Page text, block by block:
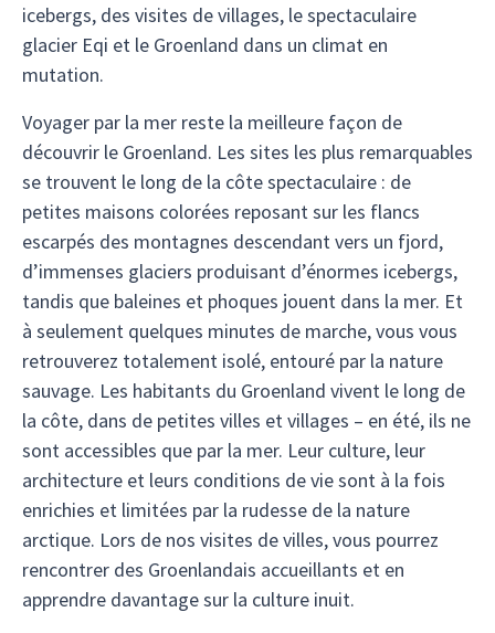
icebergs, des visites de villages, le spectaculaire
glacier Eqi et le Groenland dans un climat en
mutation.
Voyager par la mer reste la meilleure façon de
découvrir le Groenland. Les sites les plus remarquables
se trouvent le long de la côte spectaculaire : de
petites maisons colorées reposant sur les flancs
escarpés des montagnes descendant vers un fjord,
d’immenses glaciers produisant d’énormes icebergs,
tandis que baleines et phoques jouent dans la mer. Et
à seulement quelques minutes de marche, vous vous
retrouverez totalement isolé, entouré par la nature
sauvage. Les habitants du Groenland vivent le long de
la côte, dans de petites villes et villages – en été, ils ne
sont accessibles que par la mer. Leur culture, leur
architecture et leurs conditions de vie sont à la fois
enrichies et limitées par la rudesse de la nature
arctique. Lors de nos visites de villes, vous pourrez
rencontrer des Groenlandais accueillants et en
apprendre davantage sur la culture inuit.